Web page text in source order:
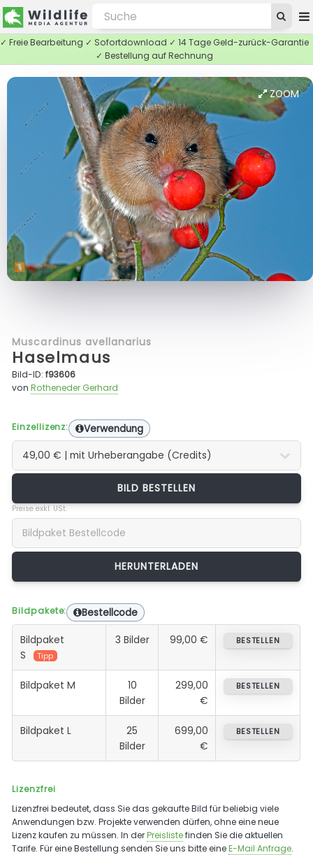
✓ Freie Bearbeitung ✓ Sofortdownload ✓ 14 Tage Geld-zurück-Garantie
✓ Bestellung auf Rechnung
ZOOM
Muscardinus avellanarius
Haselmaus
Bild-ID:f93606
vonRotheneder Gerhard
Einzellizenz: Verwendung
BILD BESTELLEN
Preise exkl. USt.
Bildpakete: Bestellcode
Bildpaket
S
Tipp
3 Bilder 99,00 € BESTELLEN
Bildpaket M
10
Bilder
299,00
€
BESTELLEN
Bildpaket L
25
Bilder
699,00
€
BESTELLEN
Lizenzfrei
Lizenzfrei bedeutet, dass Sie das gekaufte Bild für beliebig viele
Anwendungen bzw. Projekte verwenden dürfen, ohne eine neue
Lizenz kaufen zu müssen. In derPreislistefinden Sie die aktuellen
Tarife. Für eine Bestellung senden Sie uns bitte eineE-Mail Anfrage.